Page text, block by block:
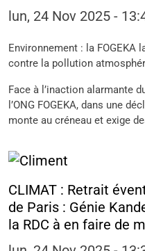
lun, 24 Nov 2025 -
Environnement : la FOGEKA
contre la pollution
Face à l’inaction alarmante
l’ONG FOGEKA, dans une
monte au créneau et exige
CLIMAT : Retrait
de Paris : Génie
la RDC à en faire de